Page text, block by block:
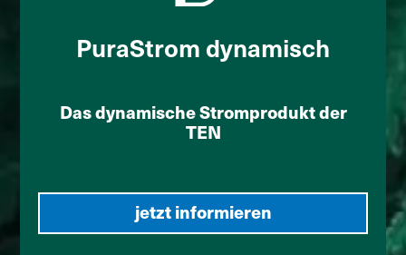
PuraStrom dynamisch
Das dynamische Stromprodukt der
TEN
jetzt informieren